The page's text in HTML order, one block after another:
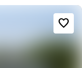
favorite_border
und Ästhetik
spa
Botanisch